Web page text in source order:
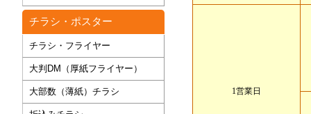
1営業日
チラシ・ポスター
チラシ・フライヤー
大判DM（厚紙フライヤー）
大部数（薄紙）チラシ